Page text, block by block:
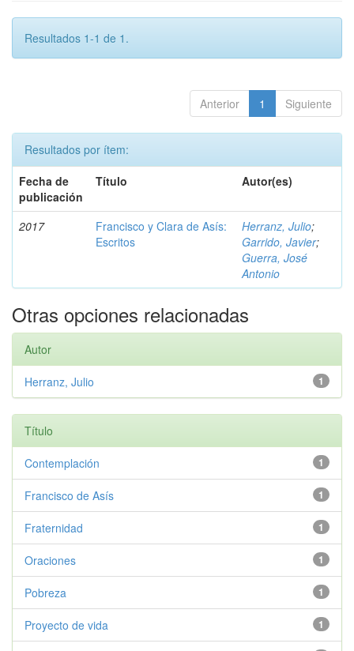
Resultados 1-1 de 1.
Anterior 1 Siguiente
Resultados por ítem:
Fecha de
publicación
Título Autor(es)
2017
Francisco y Clara de Asís:
Escritos
Herranz, Julio;
Garrido, Javier;
Guerra, José
Antonio
Otras opciones relacionadas
Autor
1
Herranz, Julio
Título
1
Contemplación
1
Francisco de Asís
1
Fraternidad
1
Oraciones
1
Pobreza
1
Proyecto de vida